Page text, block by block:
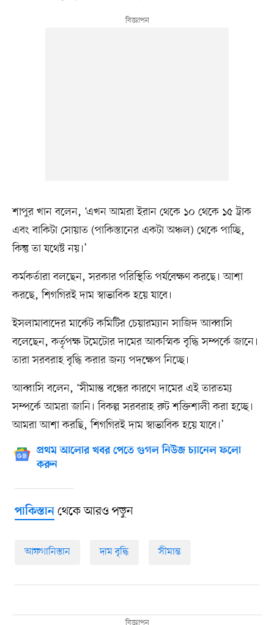
শাপুর খান বলেন, ‘এখন আমরা ইরান থেকে ১০ থেকে ১৫ ট্রাক
এবং বাকিটা সোয়াত (পাকিস্তানের একটা অঞ্চল) থেকে পাচ্ছি,
কিন্তু তা যথেষ্ট নয়।’
কর্মকর্তারা বলছেন, সরকার পরিস্থিতি পর্যবেক্ষণ করছে। আশা
করছে, শিগগিরই দাম স্বাভাবিক হয়ে যাবে।
ইসলামাবাদের মার্কেট কমিটির চেয়ারম্যান সাজিদ আব্বাসি
বলেছেন, কর্তৃপক্ষ টমেটোর দামের আকস্মিক বৃদ্ধি সম্পর্কে জানে।
তারা সরবরাহ বৃদ্ধি করার জন্য পদক্ষেপ নিচ্ছে।
আব্বাসি বলেন, ‘সীমান্ত বন্ধের কারণে দামের এই তারতম্য
সম্পর্কে আমরা জানি। বিকল্প সরবরাহ রুট শক্তিশালী করা হচ্ছে।
আমরা আশা করছি, শিগগিরই দাম স্বাভাবিক হয়ে যাবে।’
প্রথম আলোর খবর পেতে গুগল নিউজ চ্যানেল ফলো
করুন
পাকিস্তানথেকে আরও পড়ুন
আফগানিস্তান দাম বৃদ্ধি সীমান্ত